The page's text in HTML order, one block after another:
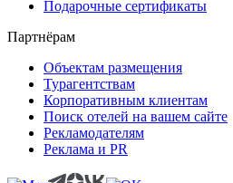
Подарочные сертификаты
Партнёрам
Объектам размещения
Турагентствам
Корпоративным клиентам
Поиск отелей на вашем сайте
Рекламодателям
Реклама и PR